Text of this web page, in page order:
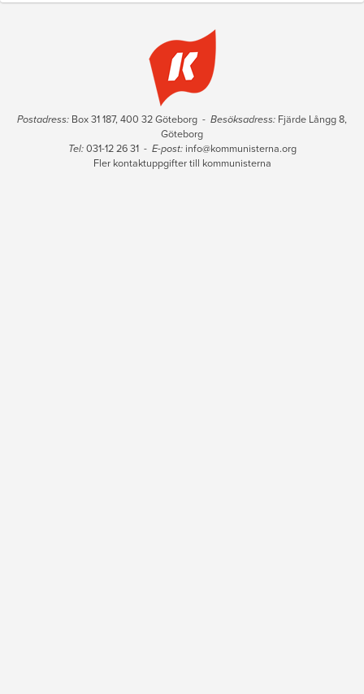
Postadress: Box 31 187, 400 32 Göteborg - Besöksadress: Fjärde Långg 8,
Göteborg
Tel:031-12 26 31 - E-post: info@kommunisterna.org
Fler kontaktuppgifter till kommunisterna